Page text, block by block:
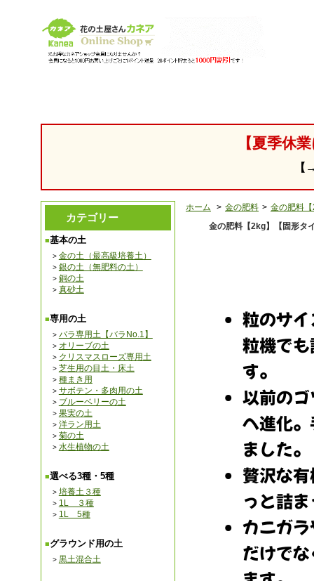
【夏季休
【
カテゴリー
基本の土
金の土（最高級培養土）
銀の土（無肥料の土）
銅の土
真砂土
専用の土
バラ専用土【バラNo.1】
オリーブの土
クリスマスローズ専用土
芝生用の目土・床土
種まき用
サボテン・多肉用の土
ブルーベリーの土
果実の土
洋ラン用土
菊の土
水生植物の土
選べる3種・5種
培養土３種
1L ３種
1L 5種
グラウンド用の土
黒土混合土
ホーム > 金の肥料 > 金の肥料
金の肥料【2kg】【固形タ